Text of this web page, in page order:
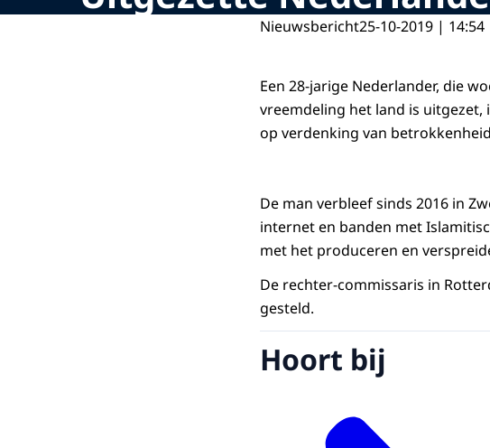
Nieuwsbericht25-10-2019 | 14:54
Een 28-jarige Nederlander, die
vreemdeling het land is uitgezet,
op verdenking van
De man verbleef sinds 2016 in
internet en banden met
met het produceren en
De rechter-commissaris in
gesteld.
Hoort bij